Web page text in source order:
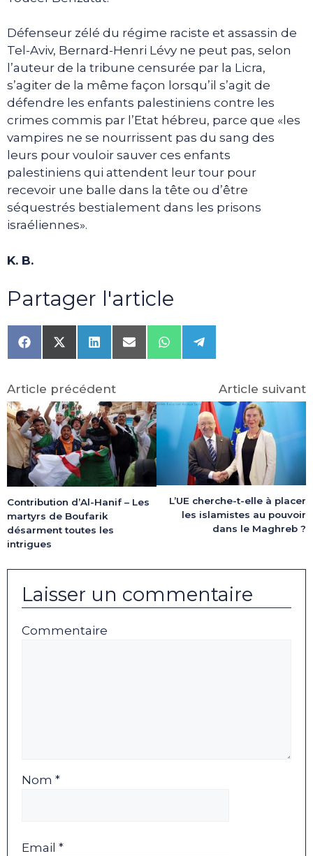
Défenseur zélé du régime raciste et assassin de
Tel-Aviv, Bernard-Henri Lévy ne peut pas, selon
l’auteur de la tribune censurée par la Licra,
s’agiter de la même façon lorsqu’il s’agit de
défendre les enfants palestiniens contre les
crimes commis par l’Etat hébreu, parce que «les
vampires ne se nourrissent pas du sang des
leurs pour vouloir sauver ces enfants
palestiniens qui attendent leur tour pour
recevoir une balle dans la tête ou d’être
séquestrés bestialement dans les prisons
israéliennes».
K. B.
Partager l'article
Share
on
Share
on
(Twitter)
Share
on
Share
on
Share
on
Share
on
Article précédent
Contribution d’Al-Hanif – Les
martyrs de Boufarik
désarment toutes les
intrigues
Article suivant
L’UE cherche-t-elle à placer
les islamistes au pouvoir
dans le Maghreb ?
Laisser un commentaire
Commentaire
Nom *
Email *